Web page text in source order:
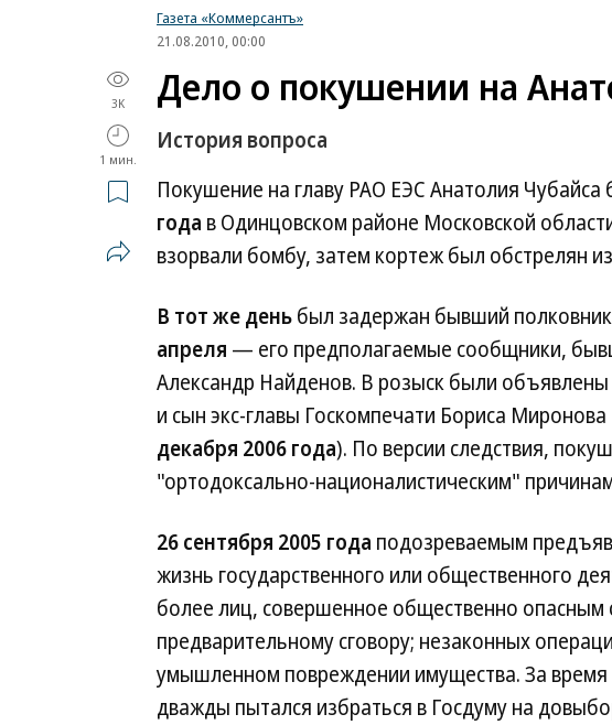
Газета «Коммерсантъ»
21.08.2010, 00:00
3K
1 мин.
Дело о покушении на
История вопроса
Покушение на главу РАО ЕЭС Анатолия
года в Одинцовском районе Московской
взорвали бомбу, затем кортеж был обстрелян
В тот же деньбыл задержан бывший
апреля — его предполагаемые сообщники,
Александр Найденов. В розыск были
и сын экс-главы Госкомпечати Бориса
декабря 2006 года). По версии следствия,
"ортодоксально-националистическим"
26 сентября 2005 года подозреваемым
жизнь государственного или общественного
более лиц, совершенное общественно опасным
предварительному сговору; незаконных
умышленном повреждении имущества. За время
дважды пытался избраться в Госдуму на